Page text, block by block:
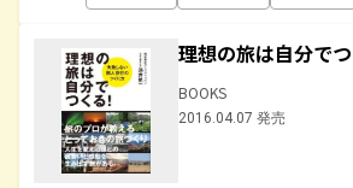
理想の旅は自分でつ
BOOKS
2016.04.07 発売